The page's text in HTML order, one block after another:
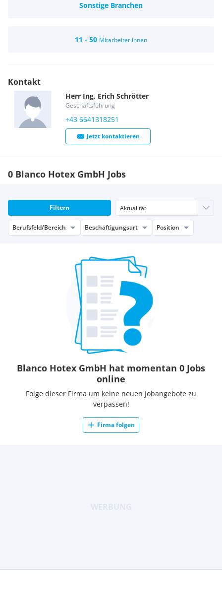
Sonstige Branchen
11 - 50 Mitarbeiter:innen
Kontakt
Herr Ing. Erich Schrötter
Geschäftsführung
+43 6641318251
Jetzt kontaktieren
0 Blanco Hotex GmbH Jobs
Filtern
Berufsfeld/Bereich Beschäftigungsart Position
Blanco Hotex GmbH hat momentan 0 Jobs
online
Folge dieser Firma um keine neuen Jobangebote zu
verpassen!
Firma folgen